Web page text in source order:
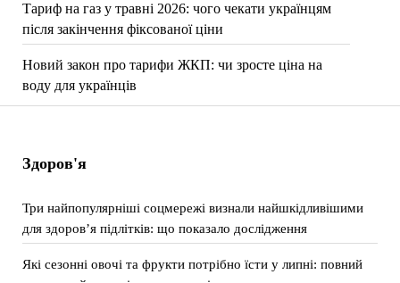
Тариф на газ у травні 2026: чого чекати українцям
після закінчення фіксованої ціни
Новий закон про тарифи ЖКП: чи зросте ціна на
воду для українців
Здоров'я
Три найпопулярніші соцмережі визнали найшкідливішими
для здоров’я підлітків: що показало дослідження
Які сезонні овочі та фрукти потрібно їсти у липні: повний